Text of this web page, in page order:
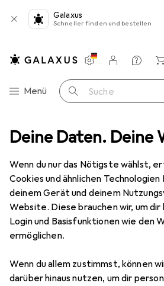
Deine Daten. Deine
Wenn du nur das Nötigste wählst,
Cookies und ähnlichen
deinem Gerät und deinem
Website. Diese brauchen wir, um dir
Login und Basisfunktionen wie den
ermöglichen.
Wenn du allem zustimmst, können
darüber hinaus nutzen, um dir
Galaxus
Schneller finden und bestellen
Navigation nach Kategorien
Menü Suche
Einstellungen
Kundenkonto
Vergleichslisten
Merklisten
Warenkorb
Alles in Mode Schuhe
4 Bilder
RoxyNapili II Sandals
Preis in EUR inkl. MwSt.
EUR
35,37